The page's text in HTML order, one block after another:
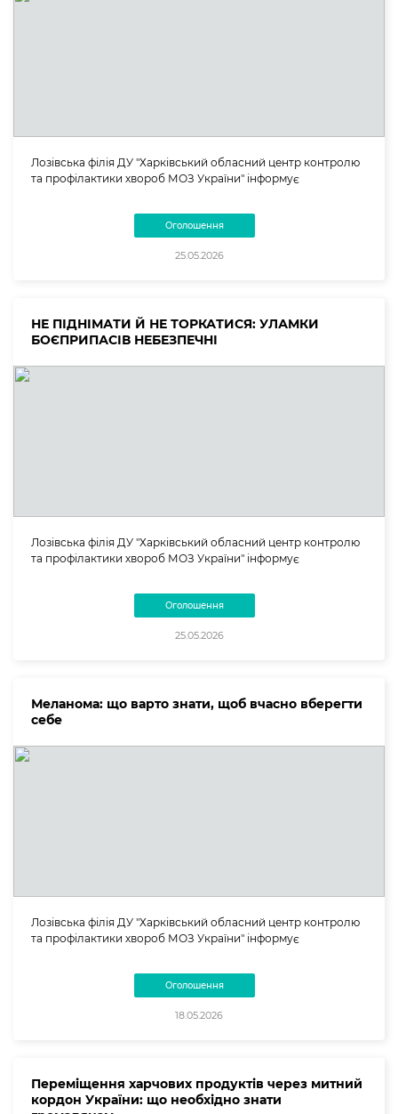
Лозівська філія ДУ "Харківський обласний центр контролю
та профілактики хвороб МОЗ України" інформує
Оголошення
25.05.2026
НЕ ПІДНІМАТИ Й НЕ ТОРКАТИСЯ: УЛАМКИ
БОЄПРИПАСІВ НЕБЕЗПЕЧНІ
Лозівська філія ДУ "Харківський обласний центр контролю
та профілактики хвороб МОЗ України" інформує
Оголошення
25.05.2026
Меланома: що варто знати, щоб вчасно вберегти
себе
Лозівська філія ДУ "Харківський обласний центр контролю
та профілактики хвороб МОЗ України" інформує
Оголошення
18.05.2026
Переміщення харчових продуктів через митний
кордон України: що необхідно знати